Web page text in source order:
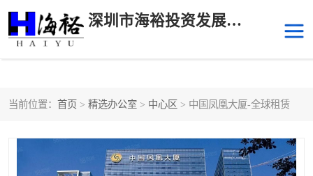
深圳市海裕投资发展有限公司
当前位置： 首页 > 精选办公室 > 中心区 > 中国凤凰大厦-全球租赁
南山华侨城